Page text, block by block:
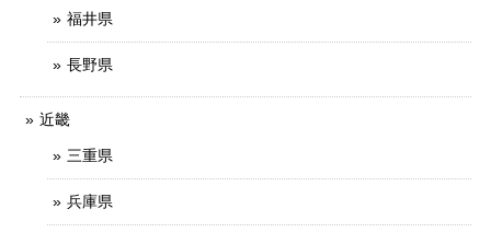
福井県
長野県
近畿
三重県
兵庫県